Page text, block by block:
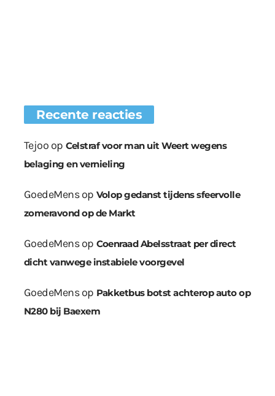
Recente reacties
Tejoo op Celstraf voor man uit Weert wegens
belaging en vernieling
GoedeMensop Volop gedanst tijdens sfeervolle
zomeravond op de Markt
GoedeMensop Coenraad Abelsstraat per direct
dicht vanwege instabiele voorgevel
GoedeMensop Pakketbus botst achterop auto op
N280 bij Baexem